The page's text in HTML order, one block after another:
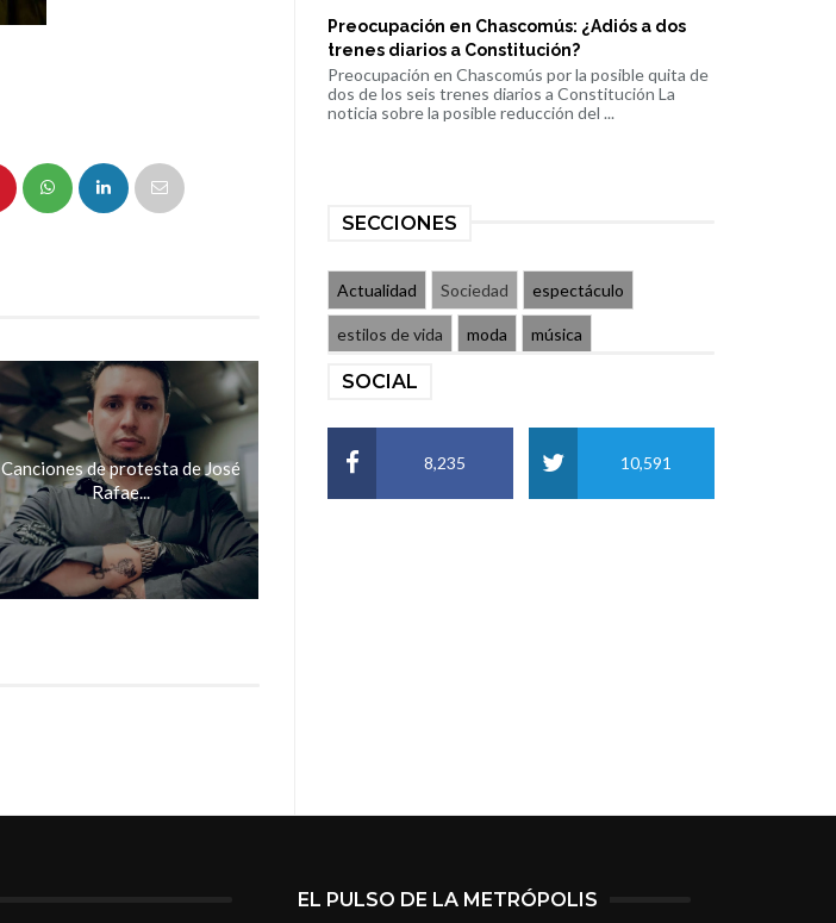
Canciones de protesta de José
Rafae...
Preocupación en Chascomús: ¿Adiós a dos
trenes diarios a Constitución?
Preocupación en Chascomús por la posible quita de
dos de los seis trenes diarios a Constitución La
noticia sobre la posible reducción del ...
SECCIONES
Actualidad Sociedad espectáculo
estilos de vida moda música
SOCIAL
8,235 10,591
EL PULSO DE LA METRÓPOLIS